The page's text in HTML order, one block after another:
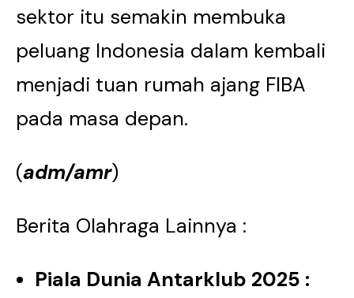
sektor itu semakin membuka
peluang Indonesia dalam kembali
menjadi tuan rumah ajang FIBA
pada masa depan.
(adm/amr)
Berita Olahraga Lainnya :
Piala Dunia Antarklub 2025 :